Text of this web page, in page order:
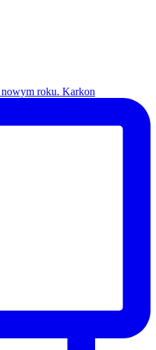
nowym roku. Karkon